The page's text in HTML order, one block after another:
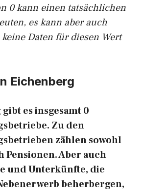
0 kann einen tatsächlichen
es kann aber auch
keine Daten für diesen Wert
Eichenberg
es insgesamt 0
Zu den
zählen sowohl
Pensionen. Aber auch
und Unterkünfte, die
beherbergen,